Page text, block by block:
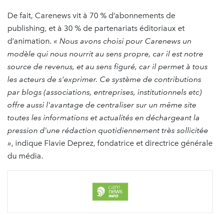
De fait, Carenews vit à 70 % d’abonnements de
publishing, et à 30 % de partenariats éditoriaux et
d’animation. « Nous avons choisi pour Carenews un
modèle qui nous nourrit au sens propre, car il est notre
source de revenus, et au sens figuré, car il permet à tous
les acteurs de s'exprimer. Ce système de contributions
par blogs (associations, entreprises, institutionnels etc)
offre aussi l'avantage de centraliser sur un même site
toutes les informations et actualités en déchargeant la
pression d'une rédaction quotidiennement très sollicitée
», indique Flavie Deprez, fondatrice et directrice générale
du média.